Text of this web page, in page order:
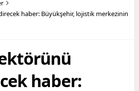
ekipleri, son olarak Bahçe
yapının...
haber: Büyükşehir, lojistik merkezinin
haber: